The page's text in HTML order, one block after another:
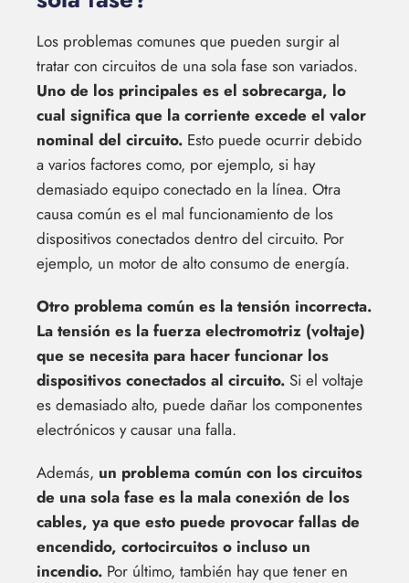
Los problemas comunes que pueden surgir al
tratar con circuitos de una sola fase son variados.
Uno de los principales es el sobrecarga, lo
cual significa que la corriente excede el valor
nominal del circuito. Esto puede ocurrir debido
a varios factores como, por ejemplo, si hay
demasiado equipo conectado en la línea. Otra
causa común es el mal funcionamiento de los
dispositivos conectados dentro del circuito. Por
ejemplo, un motor de alto consumo de energía.
Otro problema común es la tensión incorrecta.
La tensión es la fuerza electromotriz (voltaje)
que se necesita para hacer funcionar los
dispositivos conectados al circuito. Si el voltaje
es demasiado alto, puede dañar los componentes
electrónicos y causar una falla.
Además, un problema común con los circuitos
de una sola fase es la mala conexión de los
cables, ya que esto puede provocar fallas de
encendido, cortocircuitos o incluso un
incendio. Por último, también hay que tener en